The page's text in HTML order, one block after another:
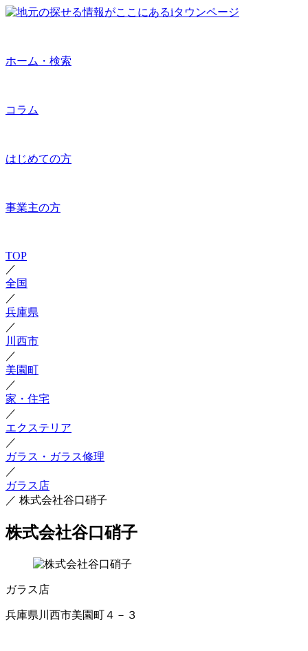
ホーム・検索
コラム
はじめての方
事業主の方
TOP
／
全国
／
兵庫県
／
川西市
／
美園町
／
家・住宅
／
エクステリア
／
ガラス・ガラス修理
／
ガラス店
／ 株式会社谷口硝子
株式会社谷口硝子
ガラス店
兵庫県川西市美園町４－３